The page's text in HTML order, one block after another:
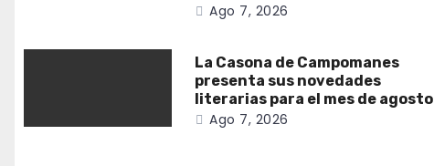
Ago 7, 2026
La Casona de Campomanes
presenta sus novedades
literarias para el mes de agosto
Ago 7, 2026